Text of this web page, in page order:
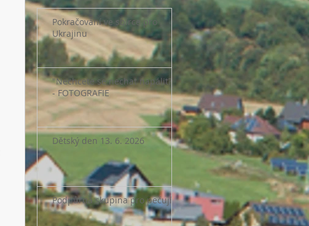
Pokračování ve sbírce pro
Ukrajinu
"Nechcete se nechat napálit?"
- FOTOGRAFIE
Dětský den 13. 6. 2026
Podpůrná skupina pro pečující